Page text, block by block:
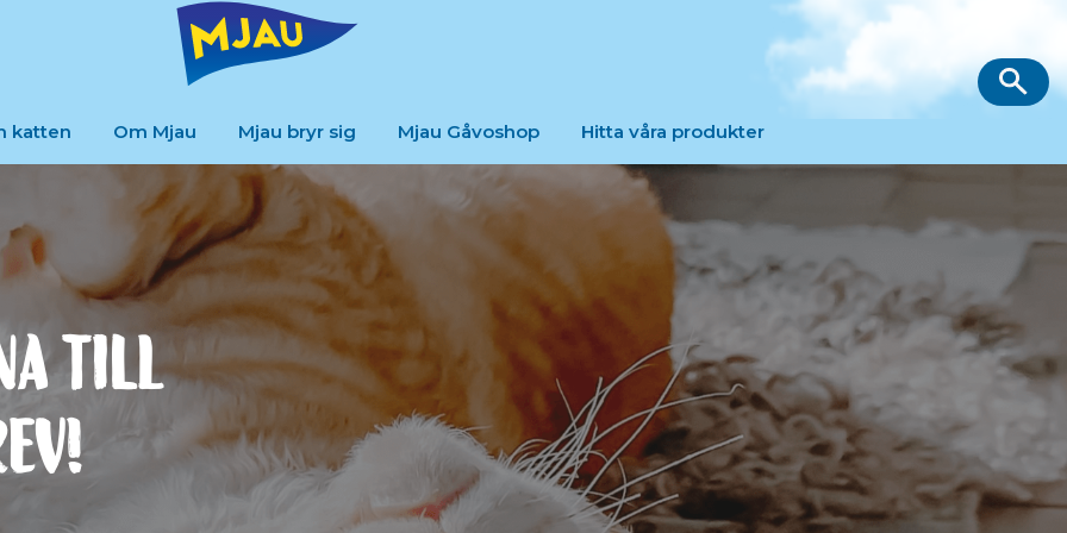
katten Om Mjau Mjau bryr sig Mjau Gåvoshop Hitta våra produkter
till